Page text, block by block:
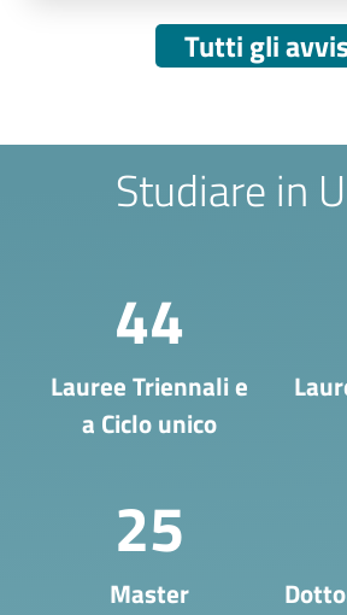
Tutti gli
Studiare in
44
Lauree Triennali e
a Ciclo unico
25
Master